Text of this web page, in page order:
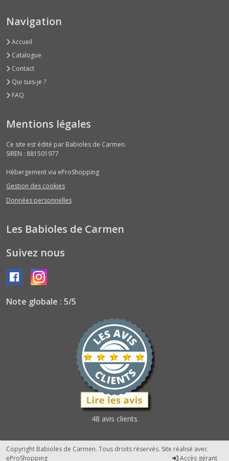
Navigation
Accueil
Catalogue
Contact
Qui suis-je ?
FAQ
Mentions légales
Ce site est édité par Babioles de Carmen.
SIREN : 881501977
Hébergement via eProShopping
Gestion des cookies
Données personnelles
Les Babioles de Carmen
Suivez nous
Note globale : 5/5
48 avis clients
Copyright Babioles de Carmen. Tous droits réservés. Site réalisé avec
eProShopping
Accès gérant